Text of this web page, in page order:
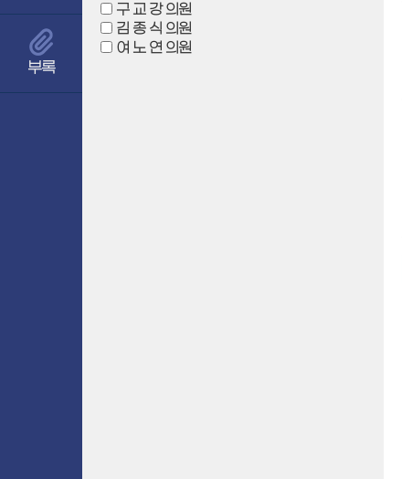
구 교 강 의원
김 종 식 의원
여 노 연 의원
부록